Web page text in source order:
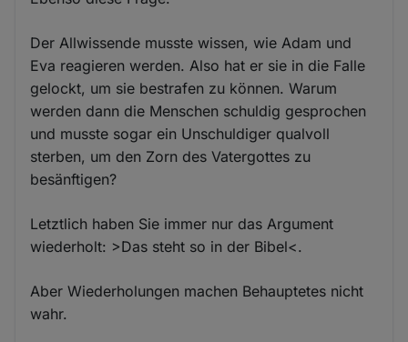
Der Allwissende musste wissen, wie Adam und
Eva reagieren werden. Also hat er sie in die Falle
gelockt, um sie bestrafen zu können. Warum
werden dann die Menschen schuldig gesprochen
und musste sogar ein Unschuldiger qualvoll
sterben, um den Zorn des Vatergottes zu
besänftigen?
Letztlich haben Sie immer nur das Argument
wiederholt: >Das steht so in der Bibel<.
Aber Wiederholungen machen Behauptetes nicht
wahr.